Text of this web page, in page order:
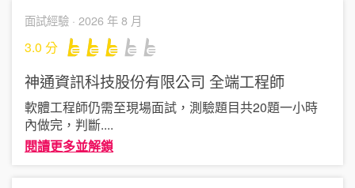
面試經驗 · 2026 年 8 月
3.0 分
神通資訊科技股份有限公司 全端工程師
軟體工程師仍需至現場面試，測驗題目共20題一小時
內做完，判斷....
閱讀更多並解鎖